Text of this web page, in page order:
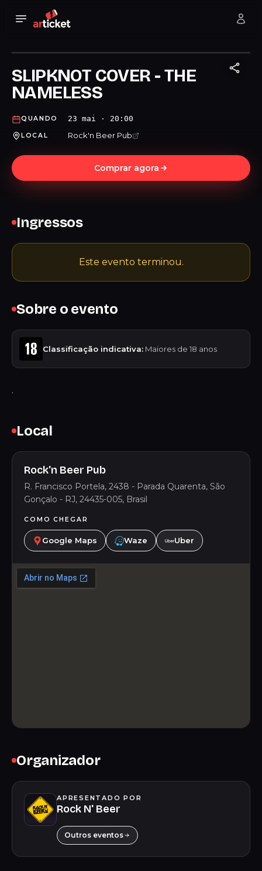
SLIPKNOT COVER - THE
NAMELESS
QUANDO 23 mai · 20:00
LOCAL Rock'n Beer Pub
Comprar agora
Sobre o evento
Classificação indicativa: Maiores de 18 anos
.
Local
Rock'n Beer Pub
R. Francisco Portela, 2438 - Parada Quarenta, São
Gonçalo - RJ, 24435-005, Brasil
COMO CHEGAR
Google Maps Waze Uber
Organizador
APRESENTADO POR
Rock N' Beer
Outros eventos
Ingressos
Este evento terminou.